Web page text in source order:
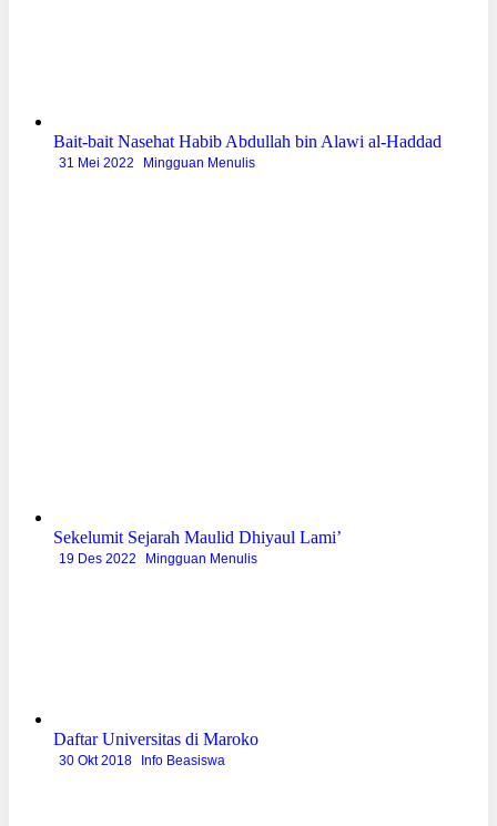
Bait-bait Nasehat Habib Abdullah bin Alawi al-Haddad
31 Mei 2022 Mingguan Menulis
Sekelumit Sejarah Maulid Dhiyaul Lami’
19 Des 2022 Mingguan Menulis
Daftar Universitas di Maroko
30 Okt 2018 Info Beasiswa